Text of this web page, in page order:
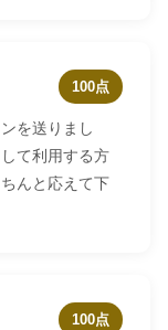
100点
を送りまし
て利用する方
んと応えて下
100点